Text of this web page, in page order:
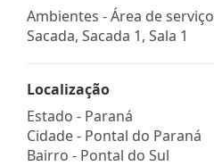
Ambientes - Área de
Sacada, Sacada 1, Sala 1
Localização
Estado - Paraná
Cidade - Pontal do Paraná
Bairro - Pontal do Sul